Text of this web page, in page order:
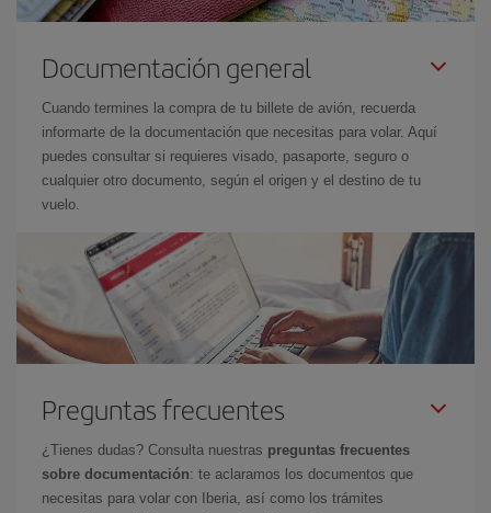
Documentación general
Cuando termines la compra de tu billete de avión, recuerda
informarte de la documentación que necesitas para volar. Aquí
puedes consultar si requieres visado, pasaporte, seguro o
cualquier otro documento, según el origen y el destino de tu
vuelo.
Preguntas frecuentes
¿Tienes dudas? Consulta nuestras preguntas frecuentes
sobre documentación: te aclaramos los documentos que
necesitas para volar con Iberia, así como los trámites